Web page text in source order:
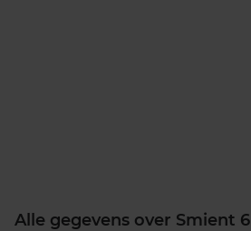
Alle gegevens over Smient 6